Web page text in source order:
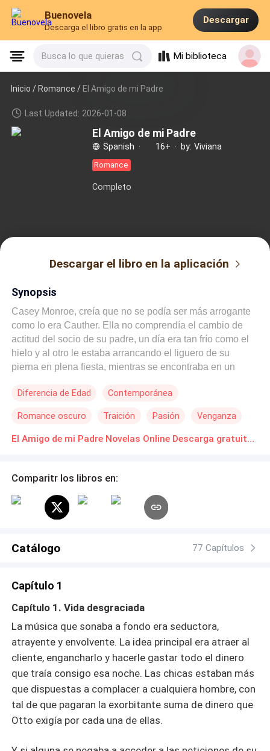
Buenovela
Descarga el libro gratis en la app
Descargar
Busca lo que quieras Mi biblioteca
Inicio /Romance / El Amigo de mi Padre
Last Updated: 2026-01-08
El Amigo de mi Padre
Spanish · 16+ · by: Viviana
Romance
Completo
Descargar el libro en la aplicación
Synopsis
Casey Monroe, creía que no se podía ser más arrogante
como lo era Cauther. Ella no comprendía el cambio de
actitud del socio de su padre, un día era tan frío como el
hielo y al otro le estaba arrancando el liguero de su
pierna en plena fiesta, mientras se encontraba en un
un acaudalado millonario lo bastante reservado como
privada. Ninguna revista de cotilleo tenía algo que decir
al respecto, ya que era uno de los dos empresarios más
nadie tenía que decir respecto a su vida, ni mucho menos
importaba un carajo si las revistas lo catalogaban como
el hombre más misterioso del país, su único interés era
solo propósito… Pero entonces surge un pequeño
pensar que quizás ahora existiesen dos cosas de su
interés. Casey Monroe, no era lo que él creía y luego de
esa noche deseo tenerla, pero existía un problema, ella
era la hija de su socio y eso complicaba sus planes de
ambicionar llevársela a la cama.
Diferencia de Edad Contemporánea
Romance oscuro Traición Pasión Venganza
El Amigo de mi Padre Novelas Online Descarga gratuita de PDF
Comparitr los libros en:
Catálogo 77 Capítulos
Capítulo 1
Capítulo 1. Vida desgraciada
La música que sonaba a fondo era seductora,
atrayente y envolvente. La idea principal era atraer al
cliente, engancharlo y hacerle gastar todo el dinero
que traía consigo esa noche. Las chicas estaban más
que dispuestas a complacer a cualquiera hombre, con
tal de que pagaran la exorbitante suma de dinero que
Otto exigía por cada una de ellas.